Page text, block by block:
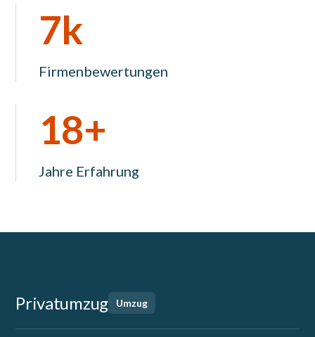
7k
Firmenbewertungen
18+
Jahre Erfahrung
Privatumzug Umzug